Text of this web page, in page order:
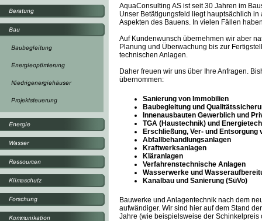
AquaConsulting AS ist seit 30 Jahren im
Unser Betätigungsfeld liegt hauptsächlich
Aspekten des Bauens. In vielen Fällen
Auf Kundenwunsch übernehmen wir aber
Planung und Überwachung bis zur
technischen Anlagen.
Daher freuen wir uns über Ihre Anfragen.
übernommen:
Sanierung von Immobilien
Baubegleitung und
Innenausbauten Gewerblich und
TGA (Haustechnik) und
Erschließung, Ver- und Entsorgung
Abfallbehandlungsanlagen
Kraftwerksanlagen
Kläranlagen
Verfahrenstechnische Anlagen
Wasserwerke und
Kanalbau und Sanierung (SüVo)
Bauwerke und Anlagentechnik nach dem
aufwändiger. Wir sind hier auf dem Stand
Jahre (wie beispielsweise der